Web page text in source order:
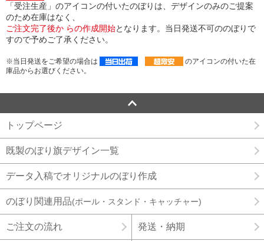
「受注生産」のアイコンの付いたのぼりは、デザインのみのご提案
のため在庫はなく、
ご注文完了後か らの作成開始となります。当日発送不可ののぼりで
すので予めご了承ください。
※当日発送をご希望の場合は
のアイコンの付いた在
庫品からお選びください。
トップページ
既製のぼり旗デザイン一覧
データ入稿でオリジナルのぼり作成
のぼり関連用品(ポール・スタンド・キャッチャー)
ご注文の流れ 発送・納期